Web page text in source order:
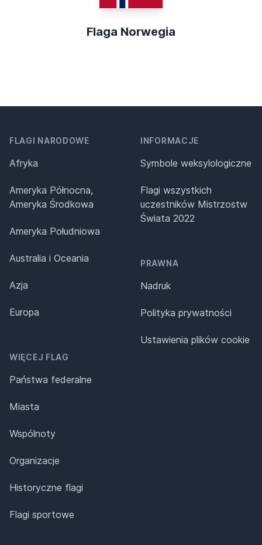
Flaga Norwegia
FLAGI NARODOWE
Afryka
Ameryka Północna,
Ameryka Środkowa
Ameryka Południowa
Australia i Oceania
Azja
Europa
WIĘCEJ FLAG
Państwa federalne
Miasta
Wspólnoty
Organizacje
Historyczne flagi
Flagi sportowe
INFORMACJE
Symbole weksylologiczne
Flagi wszystkich
uczestników Mistrzostw
Świata 2022
PRAWNA
Nadruk
Polityka prywatności
Ustawienia plików cookie